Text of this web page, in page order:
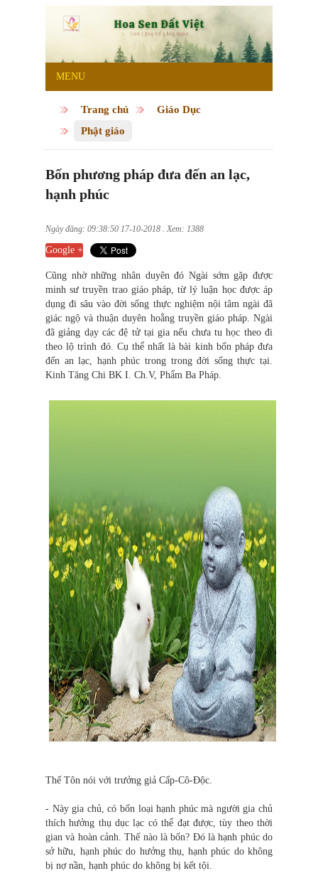
MENU
Trang chủ
Giáo Dục
Phật giáo
Bốn phương pháp đưa đến an lạc,
hạnh phúc
Ngày đăng: 09:38:50 17-10-2018 . Xem: 1388
Google +
Cũng nhờ những nhân duyên đó Ngài sớm gặp được
minh sư truyền trao giáo pháp, từ lý luận học được áp
dụng đi sâu vào đời sống thực nghiệm nội tâm ngài đã
giác ngộ và thuận duyên hoằng truyền giáo pháp. Ngài
đã giảng dạy các đệ tử tại gia nếu chưa tu học theo đi
theo lộ trình đó. Cụ thể nhất là bài kinh bốn pháp đưa
đến an lạc, hạnh phúc trong trong đời sống thực tại.
Kinh Tăng Chi BK I. Ch.V, Phẩm Ba Pháp.
Thế Tôn nói với trưởng giả Cấp-Cô-Độc.
- Này gia chủ, có bốn loại hạnh phúc mà người gia chủ
thích hưởng thụ dục lạc có thể đạt được, tùy theo thời
gian và hoàn cảnh. Thế nào là bốn? Đó là hạnh phúc do
sở hữu, hạnh phúc do hưởng thụ, hạnh phúc do không
bị nợ nần, hạnh phúc do không bị kết tội.